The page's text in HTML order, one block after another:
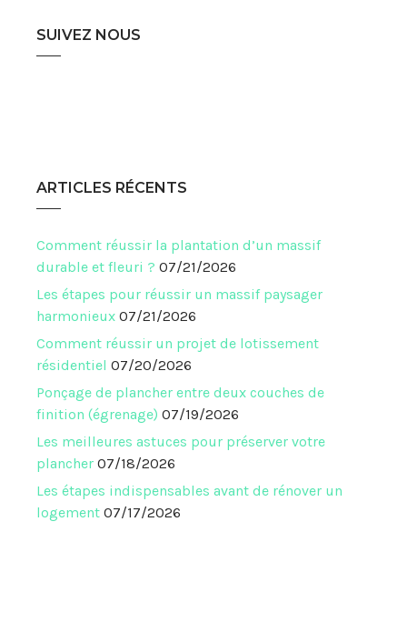
SUIVEZ NOUS
ARTICLES RÉCENTS
Comment réussir la plantation d’un massif
durable et fleuri ? 07/21/2026
Les étapes pour réussir un massif paysager
harmonieux 07/21/2026
Comment réussir un projet de lotissement
résidentiel 07/20/2026
Ponçage de plancher entre deux couches de
finition (égrenage) 07/19/2026
Les meilleures astuces pour préserver votre
plancher 07/18/2026
Les étapes indispensables avant de rénover un
logement 07/17/2026